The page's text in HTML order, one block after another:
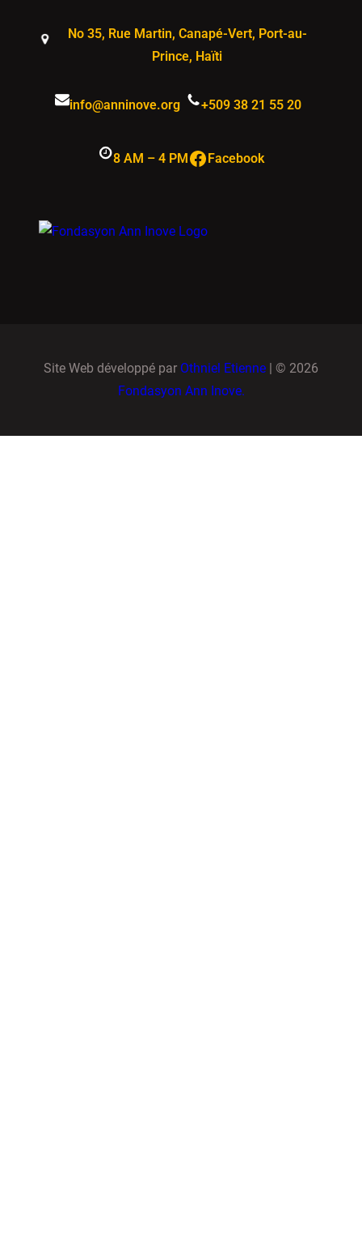
No 35, Rue Martin, Canapé-Vert, Port-au-
Prince, Haïti
info@anninove.org +509 38 21 55 20
8 AM – 4 PMFacebook Facebook
Site Web développé par Othniel Etienne | © 2026
Fondasyon Ann Inove.